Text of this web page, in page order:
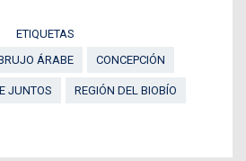
ETIQUETAS
ÁRABE
CONCEPCIÓN
JUNTOS REGIÓN DEL BIOBÍO